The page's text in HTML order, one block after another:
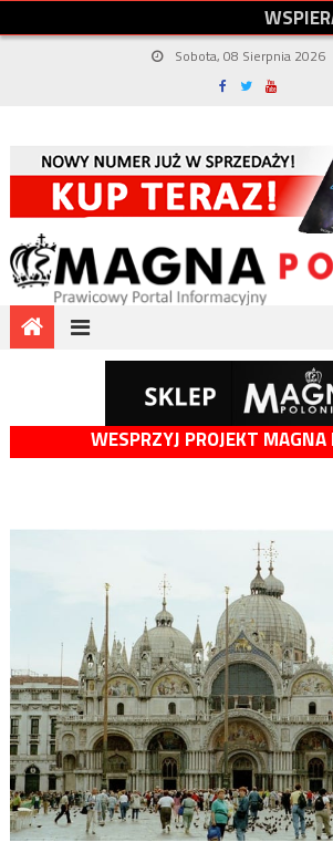
WSPIER
Sobota, 08 Sierpnia 2026
WESPRZYJ PROJEKT MAGNA